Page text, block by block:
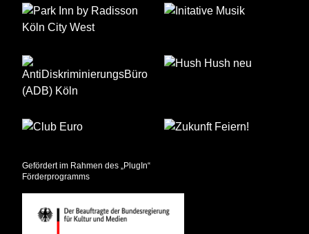
Gefördert im Rahmen des „PlugIn“
Förderprogramms